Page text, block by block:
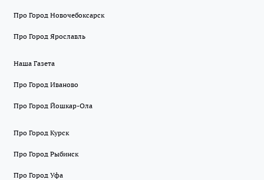
Про Город Новочебоксарск
Про Город Ярославль
Наша Газета
Про Город Иваново
Про Город Йошкар-Ола
Про Город Курск
Про Город Рыбинск
Про Город Уфа